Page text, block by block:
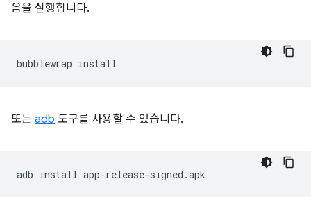
음을 실행합니다.
bubblewrap
또는 adb 도구를 사용할 수 있습니다.
adb install